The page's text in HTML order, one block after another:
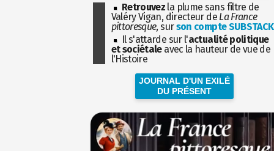
Retrouvez la plume sans filtre de
Valéry Vigan, directeur de La France
pittoresque, surson compte SUBSTACK
Il s'attarde sur l'actualité politique
et sociétaleavec la hauteur de vue de
l'Histoire
JOURNAL D'UN EXILÉ
DU PRÉSENT